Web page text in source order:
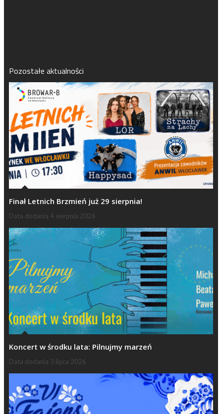
Pozostałe aktualności
Finał Letnich Brzmień już 29 sierpnia!
Data dodania 4 sierpnia 2026
Koncert w środku lata: Pilnujmy marzeń
Data dodania 3 lipca 2026